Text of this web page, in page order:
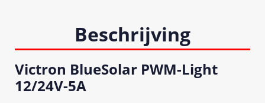
Beschrijving
Victron BlueSolar PWM-Light
12/24V-5A